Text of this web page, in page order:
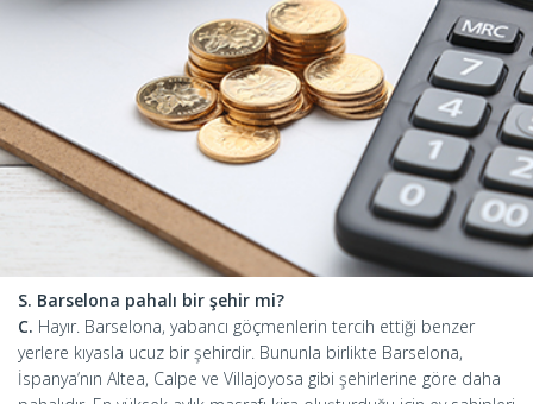
S. Barselona pahalı bir şehir mi?
C. Hayır. Barselona, yabancı göçmenlerin tercih ettiği benzer
yerlere kıyasla ucuz bir şehirdir. Bununla birlikte Barselona,
İspanya’nın Altea, Calpe ve Villajoyosa gibi şehirlerine göre daha